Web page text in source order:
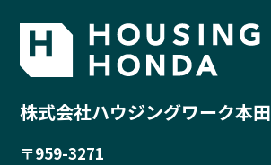
株式会社ハウジングワーク本田
〒959-3271